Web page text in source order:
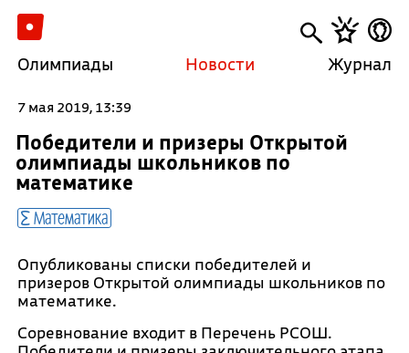
Олимпиады Новости Журнал
7 мая 2019, 13:39
Победители и призеры Открытой
олимпиады школьников по
математике
Математика
Опубликованы списки победителей и
призеров Открытой олимпиады школьников по
математике.
Соревнование входит в Перечень РСОШ.